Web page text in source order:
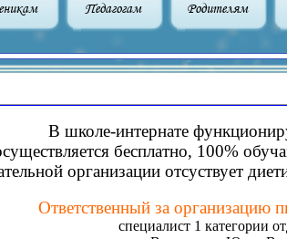
Педагогам Родителям
В школе-интернате
бесплатно, 100%
организации отсуствует
Ответственный за организацию
специалист 1 категории